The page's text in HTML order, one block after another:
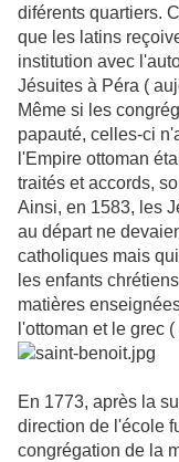
diférents quartiers.
que les latins
institution avec
Jésuites à Péra (
Même si les
papauté, celles-ci
l'Empire ottoman
traités et accords,
Ainsi, en 1583, les
au départ ne
catholiques mais
les enfants
matières
l'ottoman et le grec
En 1773, après la
direction de l'école
congrégation de la